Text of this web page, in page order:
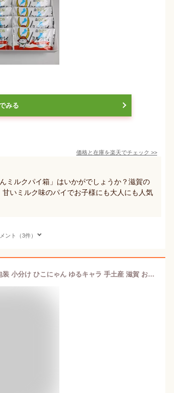
みる
価格と在庫を楽天でチェック >>
ミルクパイ箱」はいかがでしょうか？滋賀の
いミルク味のパイでお子様にも大人にも人気
ント（3件）
彦根にようこそ！さくっとラングドシャ18枚入 個包装 小分け ひこにゃん ゆるキャラ 手土産 滋賀 お土産 ナガトヤ 長登屋